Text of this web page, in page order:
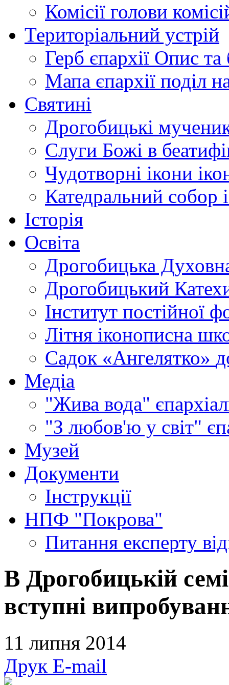
Комісії голови
Територіальний устрій
Герб єпархії Опис та
Мапа єпархії поділ
Святині
Дрогобицькі
Слуги Божі в
Чудотворні ікони
Катедральний собор
Історія
Освіта
Дрогобицька
Дрогобицький
Інститут постійної
Літня іконописна
Садок «Ангелятко»
Медіа
"Жива вода"
"З любов'ю у світ"
Музей
Документи
Інструкції
НПФ "Покрова"
Питання експерту
В Дрогобицькій
вступні
11 липня 2014
Друк E-mail